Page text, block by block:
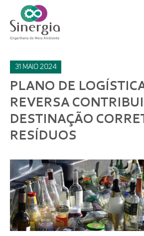
31 maio 2024
PLANO DE
REVERSA
DESTINAÇÃO
RESÍDUOS